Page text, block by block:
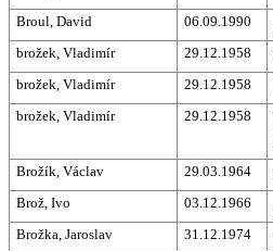
Broul, David 06.09.1990
brožek, Vladimír 29.12.1958
brožek, Vladimír 29.12.1958
brožek, Vladimír 29.12.1958
Brožík, Václav 29.03.1964
Brož, Ivo 03.12.1966
Brožka, Jaroslav 31.12.1974